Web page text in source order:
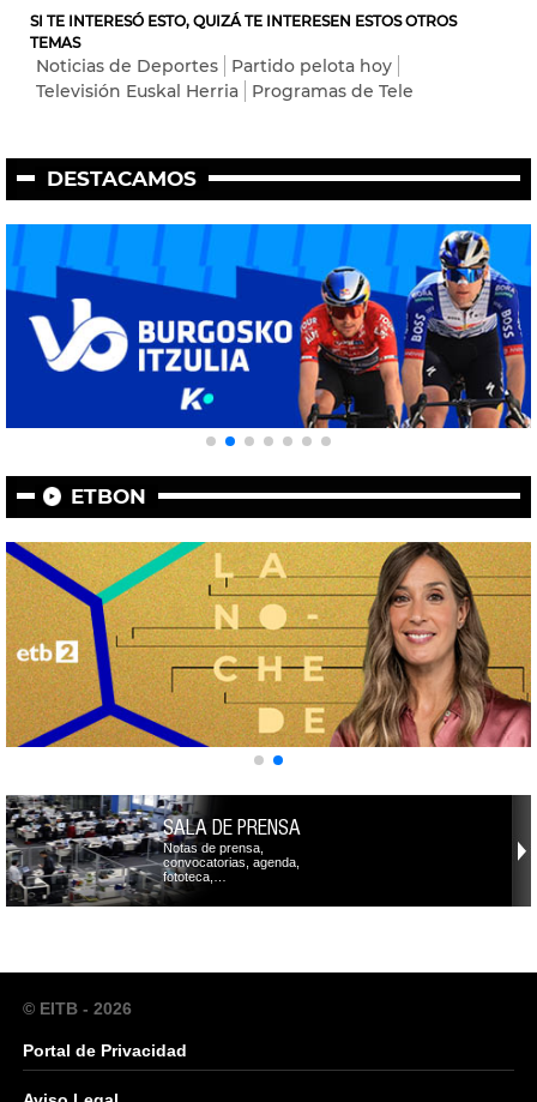
SI TE INTERESÓ ESTO, QUIZÁ TE INTERESEN ESTOS OTROS
TEMAS
Noticias de Deportes
Partido pelota hoy
Televisión Euskal Herria
Programas de Tele
DESTACAMOS
ETBON
SALA DE PRENSA
Notas de prensa,
convocatorias, agenda,
fototeca,…
© EITB - 2026
Portal de Privacidad